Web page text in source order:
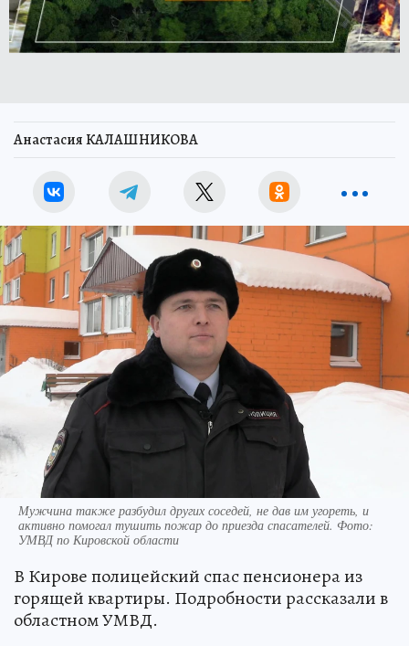
Анастасия КАЛАШНИКОВА
Мужчина также разбудил других соседей, не дав им угореть, и
активно помогал тушить пожар до приезда спасателей. Фото:
УМВД по Кировской области
В Кирове полицейский спас пенсионера из
горящей квартиры. Подробности рассказали в
областном УМВД.